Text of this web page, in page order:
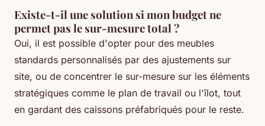
Existe-t-il une solution si mon budget ne
permet pas le sur-mesure total ?
Oui, il est possible d'opter pour des meubles
standards personnalisés par des ajustements sur
site, ou de concentrer le sur-mesure sur les éléments
stratégiques comme le plan de travail ou l'îlot, tout
en gardant des caissons préfabriqués pour le reste.